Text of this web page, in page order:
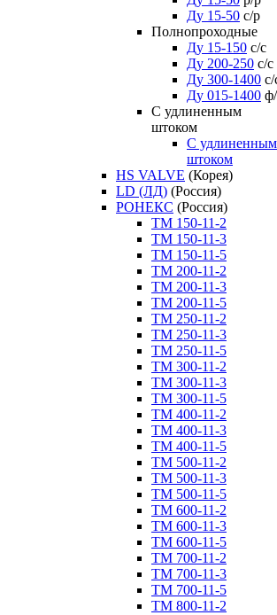
Ду 15-50 с/р
Полнопроходные
Ду 15-150 с/с
Ду 200-250 с/с
Ду 300-1400 с/
Ду 015-1400
С удлиненным
штоком
C удлиненным
штоком
HS VALVE (Корея)
LD (ЛД) (Россия)
РОНЕКС (Россия)
ТM 150-11-2
ТM 150-11-3
ТM 150-11-5
ТM 200-11-2
ТM 200-11-3
ТM 200-11-5
ТM 250-11-2
ТM 250-11-3
ТM 250-11-5
ТM 300-11-2
ТM 300-11-3
ТM 300-11-5
ТM 400-11-2
ТM 400-11-3
ТM 400-11-5
ТM 500-11-2
ТM 500-11-3
ТM 500-11-5
ТM 600-11-2
ТM 600-11-3
ТM 600-11-5
ТM 700-11-2
ТM 700-11-3
ТM 700-11-5
ТM 800-11-2